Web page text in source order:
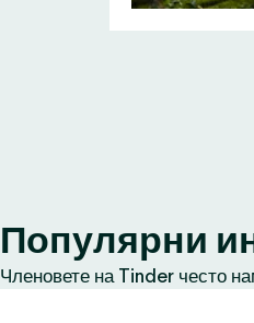
Популярни
Членовете на Tinder често